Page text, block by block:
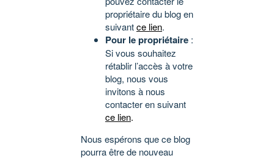
propriétaire du blog en
suivantce lien.
Pour le propriétaire :
Si vous souhaitez
rétablir l’accès à votre
blog, nous vous
invitons à nous
contacter en suivant
ce lien.
Nous espérons que ce blog
pourra être de nouveau